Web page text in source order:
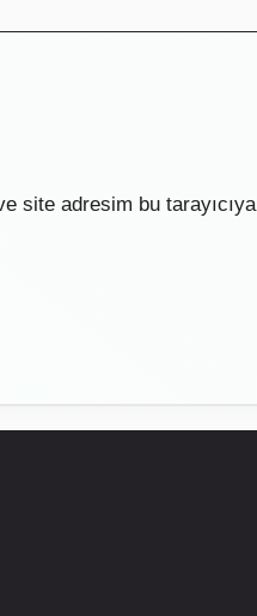
site adresim bu tarayıcıya